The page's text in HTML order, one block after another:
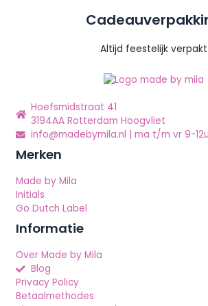
Altijd feestelijk verpakt
Hoefsmidstraat 41
3194AA Rotterdam Hoogvliet
info@madebymila.nl | ma t/m vr 9-12u
Merken
Made by Mila
Initials
Go Dutch Label
Informatie
Over Made by Mila
Blog
Privacy Policy
Betaalmethodes